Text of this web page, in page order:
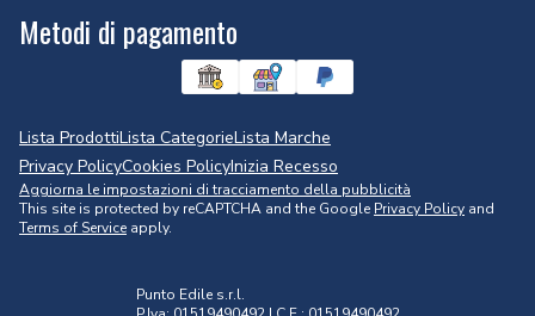
Metodi di pagamento
Lista ProdottiLista CategorieLista Marche
Privacy PolicyCookies PolicyInizia Recesso
Aggiorna le impostazioni di tracciamento della pubblicità
This site is protected by reCAPTCHA and the Google Privacy Policy and
Terms of Service apply.
Punto Edile s.r.l.